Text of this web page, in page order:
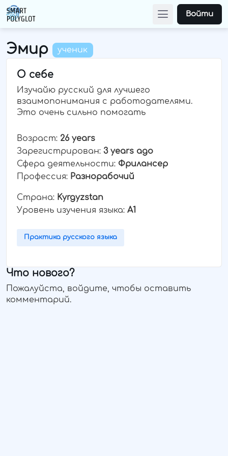
Войти
Эмир ученик
О себе
Изучайю русский для лучшего
взаимопонимания с работодателями.
Это очень сильно помогать
Возраст: 26 years
Зарегистрирован: 3 years ago
Сфера деятельности: Фрилансер
Профессия: Разнорабочий
Страна: Kyrgyzstan
Уровень изучения языка: A1
Практика русского языка
Что нового?
Пожалуйста, войдите, чтобы оставить
комментарий.